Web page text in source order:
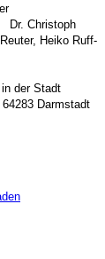
Dr. Christoph
Heiko Ruff-
der Stadt
Darmstadt